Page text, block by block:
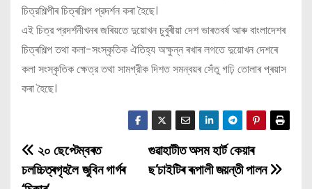
চিত্রশিল্পীৰ চিত্ৰশিল্প প্রদর্শন কৰা হৈছে।
এই চিত্র প্রদর্শনীখনৰ জৰিয়তে দুয়োখন চুবুৰীয়া দেশ ভাৰতবৰ্ষ আৰু বাংলাদেশৰ
চিত্ৰশিল্প তথা কলা-সংস্কৃতিক ঐতিহ্য অক্ষুন্ন ৰখাৰ লগতে দুয়োখন দেশৰে
কলা সংস্কৃতিক ক্ষেত্র তথা সামগ্রীক দিশত সমন্বয়ৰ সেঁতু গঢ়ি তোলাৰ প্ৰয়াস
কৰা হৈছে।
P
গুৱাহাটীত অসম হাৰ্ট কেয়াৰ
ছ’চাইটিৰ ৰূপালী জয়ন্তী পালন
২০ ছেপ্টেম্বৰত
চলচ্চিত্ৰগৃহলৈ জুবিন গাৰ্গৰ